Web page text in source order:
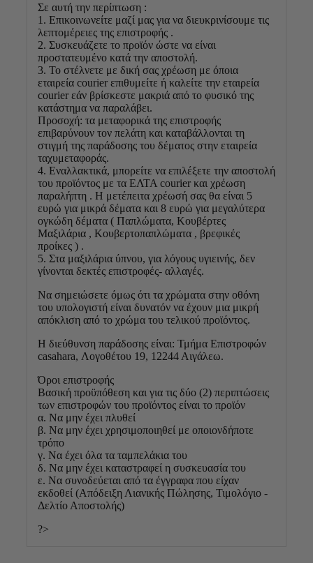
Σε αυτή την περίπτωση :
1. Επικοινωνείτε μαζί μας για να διευκρινίσουμε τις
λεπτομέρειες της επιστροφής .
2. Συσκευάζετε το προϊόν ώστε να είναι
προστατευμένο κατά την αποστολή.
3. Το στέλνετε με δική σας χρέωση με όποια
εταιρεία courier επιθυμείτε ή καλείτε την εταιρεία
courier εάν βρίσκεστε μακριά από το φυσικό της
κατάστημα να παραλάβει.
Προσοχή: τα μεταφορικά της επιστροφής
επιβαρύνουν τον πελάτη και καταβάλλονται τη
στιγμή της παράδοσης του δέματος στην εταιρεία
ταχυμεταφοράς.
4. Εναλλακτικά, μπορείτε να επιλέξετε την αποστολή
του προϊόντος με τα ΕΛΤΑ courier και χρέωση
παραλήπτη . Η μετέπειτα χρέωσή σας θα είναι 5
ευρώ για μικρά δέματα και 8 ευρώ για μεγαλύτερα
ογκώδη δέματα ( Παπλώματα, Κουβέρτες
Μαξιλάρια , Κουβερτοπαπλώματα , βρεφικές
προίκες ) .
5. Στα μαξιλάρια ύπνου, για λόγους υγιεινής, δεν
γίνονται δεκτές επιστροφές- αλλαγές.
Να σημειώσετε όμως ότι τα χρώματα στην οθόνη
του υπολογιστή είναι δυνατόν να έχουν μια μικρή
απόκλιση από το χρώμα του τελικού προϊόντος.
Η διεύθυνση παράδοσης είναι: Τμήμα Επιστροφών
casahara, Λογοθέτου 19, 12244 Αιγάλεω.
Όροι επιστροφής
Βασική προϋπόθεση και για τις δύο (2) περιπτώσεις
των επιστροφών του προϊόντος είναι το προϊόν
α. Να μην έχει πλυθεί
β. Να μην έχει χρησιμοποιηθεί με οποιονδήποτε
τρόπο
γ. Να έχει όλα τα ταμπελάκια του
δ. Να μην έχει καταστραφεί η συσκευασία του
ε. Να συνοδεύεται από τα έγγραφα που είχαν
εκδοθεί (Απόδειξη Λιανικής Πώλησης, Τιμολόγιο -
Δελτίο Αποστολής)
?>